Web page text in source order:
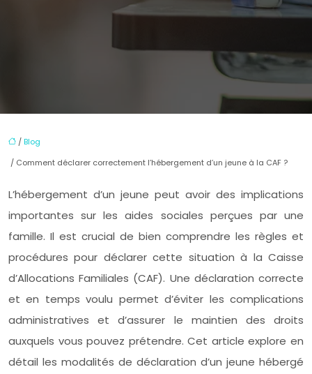
/ Blog
/ Comment déclarer correctement l’hébergement d’un jeune à la CAF ?
L’hébergement d’un jeune peut avoir des implications
importantes sur les aides sociales perçues par une
famille. Il est crucial de bien comprendre les règles et
procédures pour déclarer cette situation à la Caisse
d’Allocations Familiales (CAF). Une déclaration correcte
et en temps voulu permet d’éviter les complications
administratives et d’assurer le maintien des droits
auxquels vous pouvez prétendre. Cet article explore en
détail les modalités de déclaration d’un jeune hébergé